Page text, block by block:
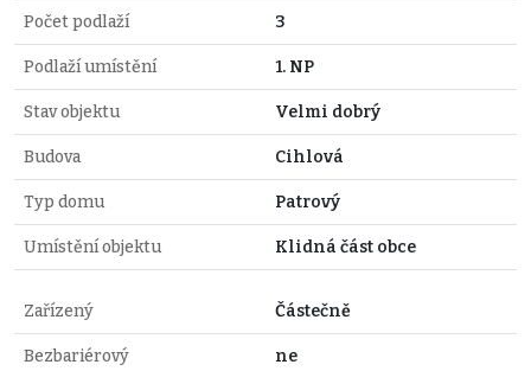
Počet podlaží 3
Podlaží umístění 1. NP
Stav objektu Velmi dobrý
Budova Cihlová
Typ domu Patrový
Umístění objektu Klidná část obce
Zařízený Částečně
Bezbariérový ne